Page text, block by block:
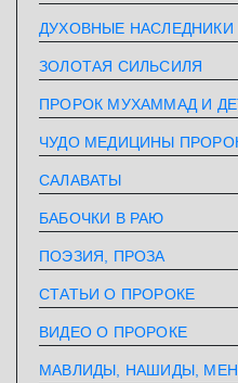
ДУХОВНЫЕ НАСЛЕДНИКИ
ЗОЛОТАЯ СИЛЬСИЛЯ
ПРОРОК МУХАММАД И
ЧУДО МЕДИЦИНЫ
САЛАВАТЫ
БАБОЧКИ В РАЮ
ПОЭЗИЯ, ПРОЗА
СТАТЬИ О ПРОРОКЕ
ВИДЕО О ПРОРОКЕ
МАВЛИДЫ, НАШИДЫ,